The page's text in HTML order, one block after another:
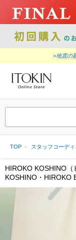
>地震の
TOP スタッフコーディ
HIROKO KOSHINO
KOSHINO・HIROKO